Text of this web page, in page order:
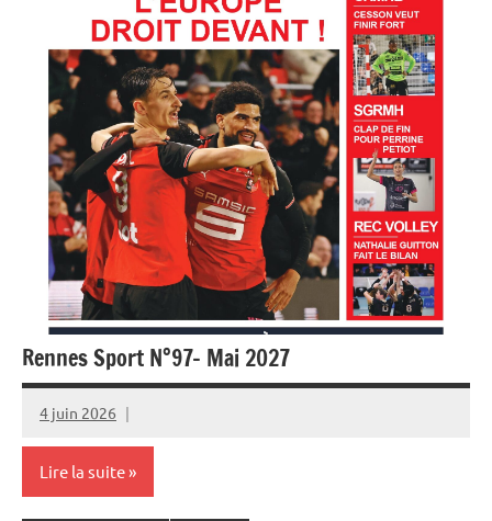
Rennes Sport N°97- Mai 2027
4 juin 2026
Rédaction
JRS
Lire la suite